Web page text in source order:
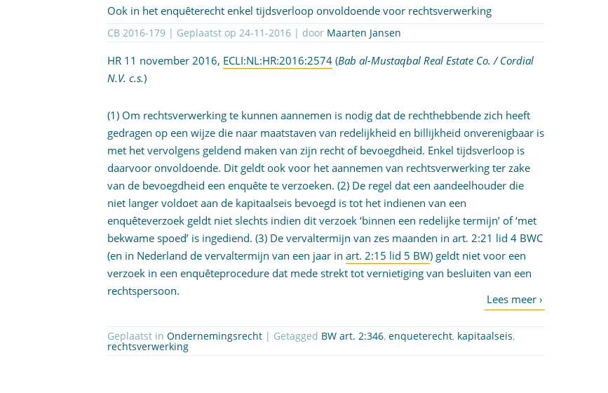
Ook in het enquêterecht enkel tijdsverloop onvoldoende voor rechtsverwerking
CB 2016-179 | Geplaatst op24-11-2016 | door Maarten Jansen
HR 11 november 2016, ECLI:NL:HR:2016:2574 (Bab al-Mustaqbal Real Estate Co. / Cordial
N.V. c.s.)
(1) Om rechtsverwerking te kunnen aannemen is nodig dat de rechthebbende zich heeft
gedragen op een wijze die naar maatstaven van redelijkheid en billijkheid onverenigbaar is
met het vervolgens geldend maken van zijn recht of bevoegdheid. Enkel tijdsverloop is
daarvoor onvoldoende. Dit geldt ook voor het aannemen van rechtsverwerking ter zake
van de bevoegdheid een enquête te verzoeken. (2) De regel dat een aandeelhouder die
niet langer voldoet aan de kapitaalseis bevoegd is tot het indienen van een
enquêteverzoek geldt niet slechts indien dit verzoek ‘binnen een redelijke termijn’ of ‘met
bekwame spoed’ is ingediend. (3) De vervaltermijn van zes maanden in art. 2:21 lid 4 BWC
(en in Nederland de vervaltermijn van een jaar inart. 2:15 lid 5 BW) geldt niet voor een
verzoek in een enquêteprocedure dat mede strekt tot vernietiging van besluiten van een
rechtspersoon.
Geplaatst inOndernemingsrecht | Getagged BW art. 2:346,enqueterecht, kapitaalseis,
rechtsverwerking